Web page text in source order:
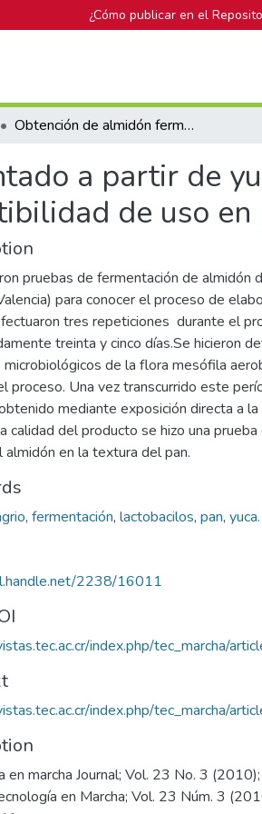
¿Cómo publicar en el
Obtención de almidón fermentado a partir de yuca (Manihot esculenta crantz) variedad valencia, factibilidad de uso en productos de panadería
a partir de
de uso
pruebas de fermentación de almidón
para conocer el proceso de
tres repeticiones durante el
treinta y cinco días.Se hicieron
de la flora mesófila
proceso. Una vez transcurrido este
mediante exposición directa a
calidad del producto se hizo una
en la textura del pan.
, fermentación, lactobacilos, pan, yuca.
2238/16011
index.php/tec_marcha/
index.php/tec_marcha/
en marcha Journal; Vol. 23 No. 3
en Marcha; Vol. 23 Núm. 3